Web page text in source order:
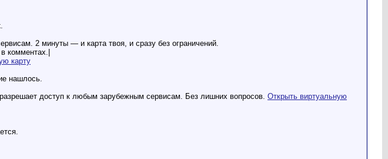
2 минуты — и карта твоя, и сразу без ограничений.
комментах.|
карту
нашлось.
доступ к любым зарубежным сервисам. Без лишних вопросов. Открыть виртуальную